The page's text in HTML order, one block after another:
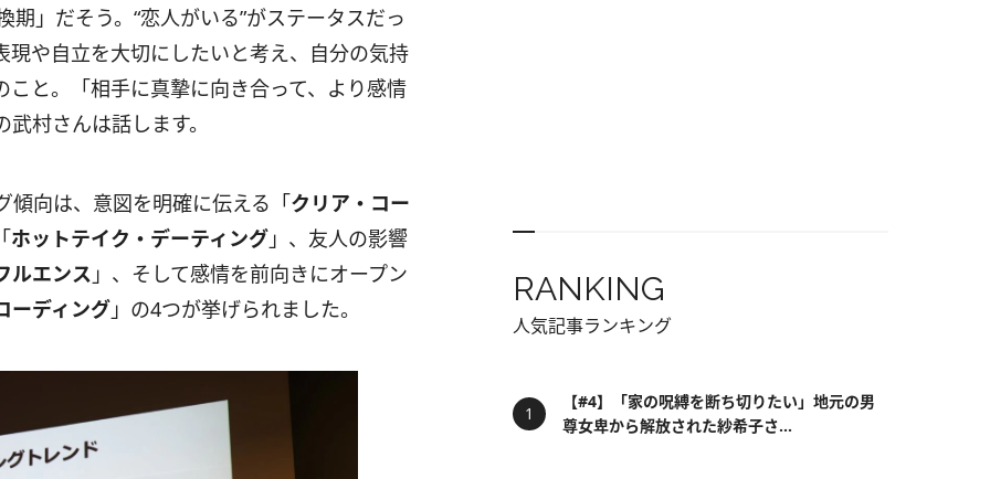
」だそう。“恋人がいる”がステータスだっ
や自立を大切にしたいと考え、自分の気持
と。「相手に真摯に向き合って、より感情
村さんは話します。
傾向は、意図を明確に伝える「クリア・コー
ホットテイク・デーティング 」、友人の影響
ルエンス 」、そして感情を前向きにオープン
ーディング 」の4つが挙げられました。
RANKING
人気記事ランキング
【#4】「家の呪縛を断ち切りたい」地元の男
尊女卑から解放された紗希子さ...